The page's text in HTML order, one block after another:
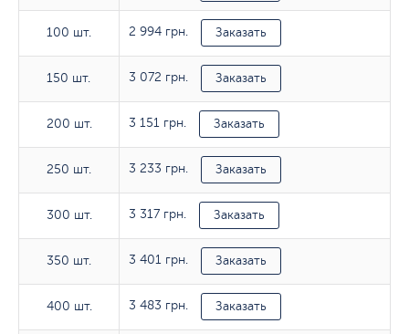
100 шт.
150 шт.
200 шт.
250 шт.
300 шт.
350 шт.
400 шт.
100 шт. 2 994 грн. Заказать
150 шт. 3 072 грн. Заказать
200 шт. 3 151 грн. Заказать
250 шт. 3 233 грн. Заказать
300 шт. 3 317 грн. Заказать
350 шт. 3 401 грн. Заказать
400 шт. 3 483 грн. Заказать